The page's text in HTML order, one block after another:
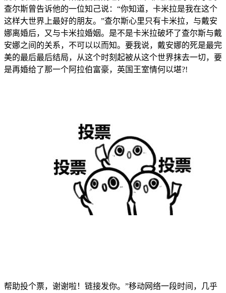
查尔斯曾告诉他的一位知己说：“你知道，卡米拉是我在这个
这样大世界上最好的朋友。”查尔斯心里只有卡米拉，与戴安
娜离婚后，又与卡米拉婚姻。是不是卡米拉破坏了查尔斯与戴
安娜之间的关系，不可以以而知。要我说，戴安娜的死是最完
美的最后最后结局，从这个时刻起被从这个世界抹去一切，要
是再婚给了那一个阿拉伯富豪，英国王室情何以堪?!
帮助投个票，谢谢啦！链接发你。”移动网络一段时间，几乎